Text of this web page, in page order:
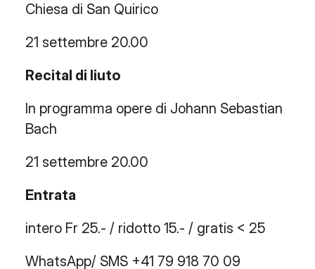
Chiesa di San Quirico
21 settembre 20.00
Recital di liuto
In programma opere di Johann Sebastian
Bach
21 settembre 20.00
Entrata
intero Fr 25.- / ridotto 15.- / gratis < 25
WhatsApp/ SMS +41 79 918 70 09